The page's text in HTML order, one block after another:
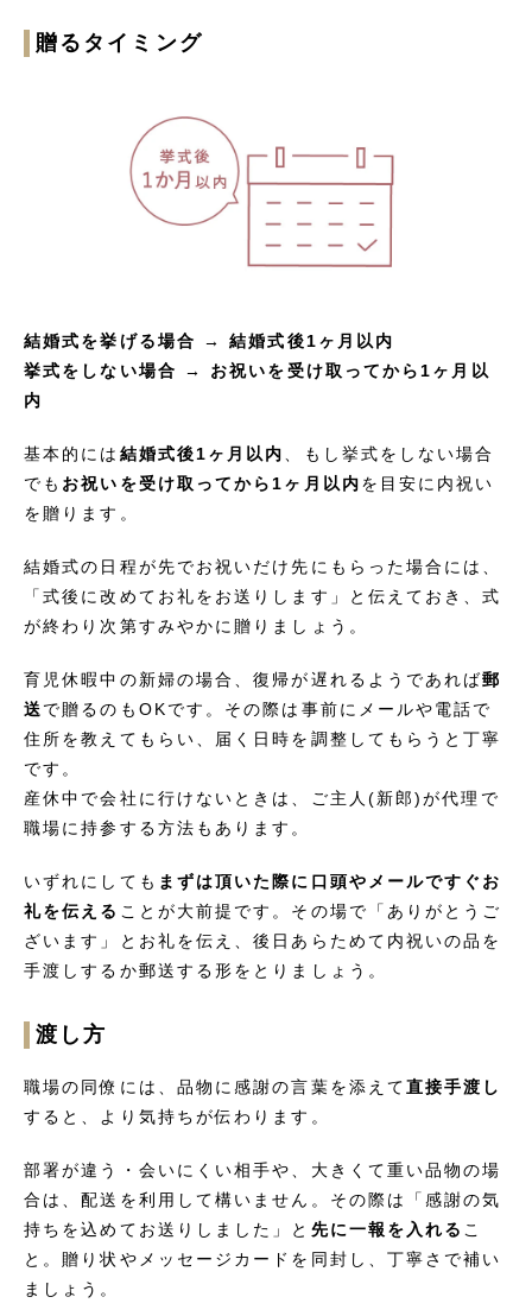
贈るタイミング
結婚式を挙げる場合 → 結婚式後1ヶ月以内
挙式をしない場合 → お祝いを受け取ってから1ヶ月以
内
基本的には 結婚式後1ヶ月以内、もし挙式をしない場合
でも お祝いを受け取ってから1ヶ月以内を目安に内祝い
を贈ります。
結婚式の日程が先でお祝いだけ先にもらった場合には、
「式後に改めてお礼をお送りします」と伝えておき、式
が終わり次第すみやかに贈りましょう。
育児休暇中の新婦の場合、復帰が遅れるようであれば郵
送で贈るのもOKです。その際は事前にメールや電話で
住所を教えてもらい、届く日時を調整してもらうと丁寧
です。
産休中で会社に行けないときは、ご主人(新郎)が代理で
職場に持参する方法もあります。
いずれにしても まずは頂いた際に口頭やメールですぐお
礼を伝える ことが大前提です。その場で「ありがとうご
ざいます」とお礼を伝え、後日あらためて内祝いの品を
手渡しするか郵送する形をとりましょう。
渡し方
職場の同僚には、品物に感謝の言葉を添えて直接手渡し
すると、より気持ちが伝わります。
部署が違う・会いにくい相手や、大きくて重い品物の場
合は、配送を利用して構いません。その際は「感謝の気
持ちを込めてお送りしました」と 先に一報を入れる こ
と。贈り状やメッセージカードを同封し、丁寧さで補い
ましょう。